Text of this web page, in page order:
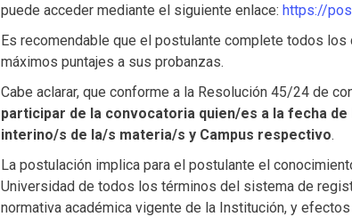
puede acceder mediante el siguiente enlace: https://
Es recomendable que el postulante complete todos
máximos puntajes a sus probanzas.
Cabe aclarar, que conforme a la Resolución 45/24 de
participar de la convocatoria quien/es a la fecha
interino/s de la/s materia/s y Campus respectivo.
La postulación implica para el postulante el
Universidad de todos los términos del sistema de
normativa académica vigente de la Institución, y